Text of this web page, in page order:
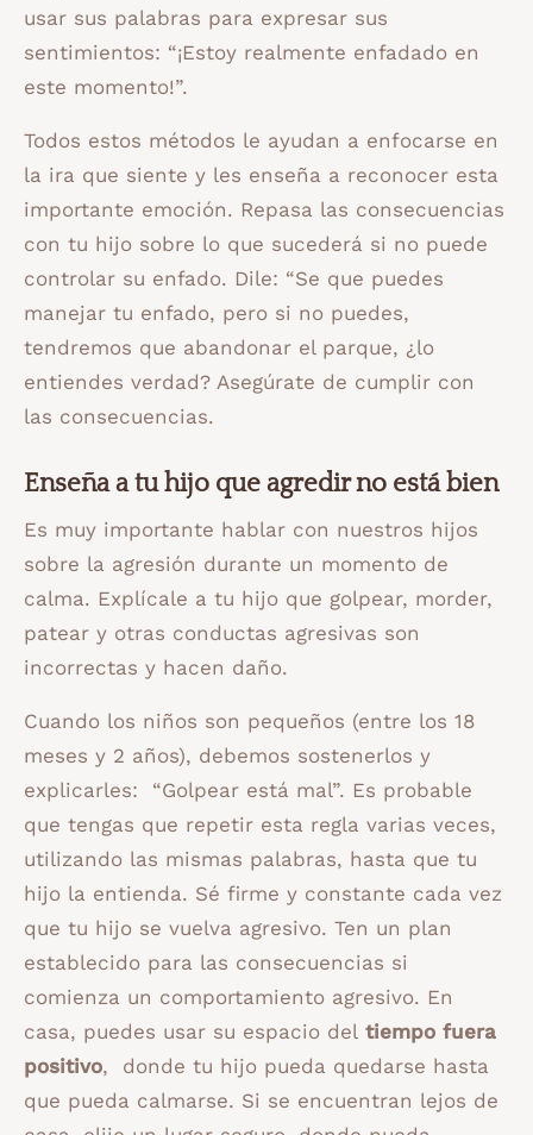
usar sus palabras para expresar sus
sentimientos: “¡Estoy realmente enfadado en
este momento!”.
Todos estos métodos le ayudan a enfocarse en
la ira que siente y les enseña a reconocer esta
importante emoción. Repasa las consecuencias
con tu hijo sobre lo que sucederá si no puede
controlar su enfado. Dile: “Se que puedes
manejar tu enfado, pero si no puedes,
tendremos que abandonar el parque, ¿lo
entiendes verdad? Asegúrate de cumplir con
las consecuencias.
Enseña a tu hijo que agredir no está bien
Es muy importante hablar con nuestros hijos
sobre la agresión durante un momento de
calma. Explícale a tu hijo que golpear, morder,
patear y otras conductas agresivas son
incorrectas y hacen daño.
Cuando los niños son pequeños (entre los 18
meses y 2 años), debemos sostenerlos y
explicarles: “Golpear está mal”. Es probable
que tengas que repetir esta regla varias veces,
utilizando las mismas palabras, hasta que tu
hijo la entienda. Sé firme y constante cada vez
que tu hijo se vuelva agresivo. Ten un plan
establecido para las consecuencias si
comienza un comportamiento agresivo. En
casa, puedes usar su espacio del tiempo fuera
positivo, donde tu hijo pueda quedarse hasta
que pueda calmarse. Si se encuentran lejos de